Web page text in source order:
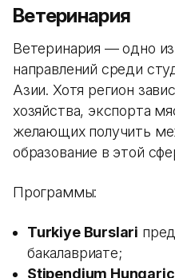
Ветеринария
Ветеринария — одно
направлений среди
Азии. Хотя регион
хозяйства, экспорта
желающих получить
образование в этой
Программы:
Turkiye Burslari
бакалавриате;
Stipendium